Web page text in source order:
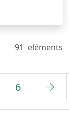
91 eléments
6